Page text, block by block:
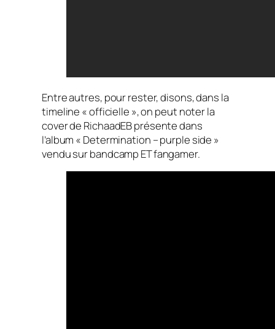
Entre autres, pour rester, disons, dans la
timeline « officielle », on peut noter la
cover de RichaadEB présente dans
l’album « Determination – purple side »
vendu sur bandcamp ET fangamer.